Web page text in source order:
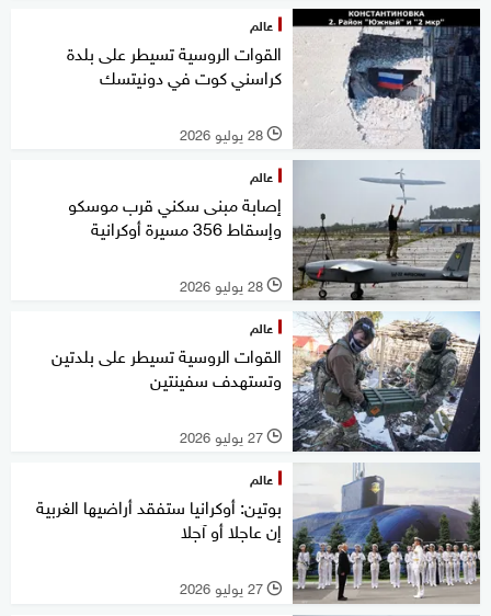
عالم
القوات الروسية تسيطر على بلدة
كراسني كوت في دونيتسك
l 28 يوليو 2026
عالم
إصابة مبنى سكني قرب موسكو
وإسقاط 356 مسيرة أوكرانية
l 28 يوليو 2026
عالم
القوات الروسية تسيطر على بلدتين
وتستهدف سفينتين
l 27 يوليو 2026
عالم
بوتين: أوكرانيا ستفقد أراضيها الغربية
إن عاجلا أو آجلا
l 27 يوليو 2026